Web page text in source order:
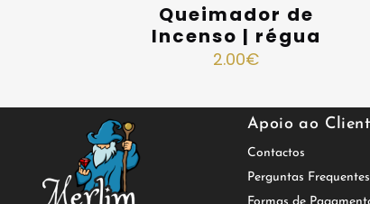
Queimador de
Incenso | régua
2.00€
Apoio ao
Contactos
Perguntas Frequentes